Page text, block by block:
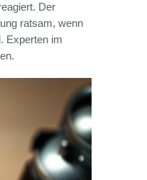
Der
ratsam, wenn
Experten im